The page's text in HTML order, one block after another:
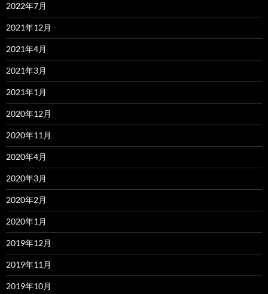
2022年7月
2021年12月
2021年4月
2021年3月
2021年1月
2020年12月
2020年11月
2020年4月
2020年3月
2020年2月
2020年1月
2019年12月
2019年11月
2019年10月